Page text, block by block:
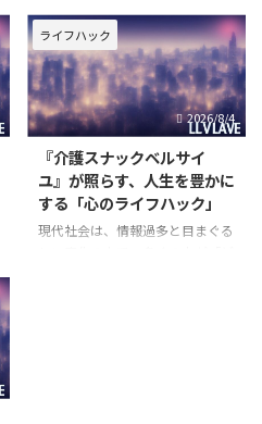
に満ちています。予期せぬトラブ
ルや困難に直面した時、私たちは
どのようにしてそれらを乗り越
え、より良い未来を切り開くこと
ができるのでしょうか。日々の生
活や仕事において、効率化を図
り、より賢く立ち振る舞うための
工夫
ライフハック
2026/8/4
『介護スナックベルサイ
ユ』が照らす、人生を豊かに
する「心のライフハック」
現代社会は、情報過多と目まぐる